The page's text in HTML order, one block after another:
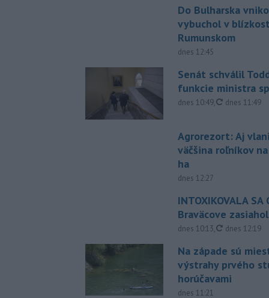
Do Bulharska
vybuchol v
Rumunskom
dnes 12:45
Senát schválil
funkcie ministra
dnes 10:49, aktualizované
dnes 11:49
Agrorezort: Aj
väčšina roľníkov
ha
dnes 12:27
INTOXIKOVALA SA
Braväcove
dnes 10:13, aktualizované
dnes 12:19
Na západe sú
výstrahy prvého
horúčavami
dnes 11:21